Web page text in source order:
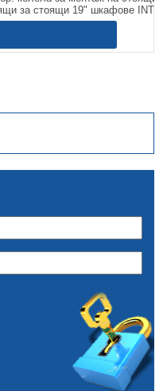
за стоящи 19" шкафове